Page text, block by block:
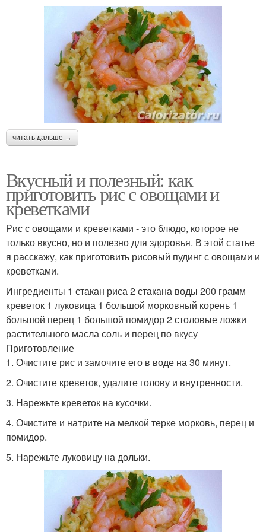
читать дальше →
Вкусный и полезный: как
приготовить рис с овощами и
креветками
Рис с овощами и креветками - это блюдо, которое не
только вкусно, но и полезно для здоровья. В этой статье
я расскажу, как приготовить рисовый пудинг с овощами и
креветками.
Ингредиенты 1 стакан риса 2 стакана воды 200 грамм
креветок 1 луковица 1 большой морковный корень 1
большой перец 1 большой помидор 2 столовые ложки
растительного масла соль и перец по вкусу
Приготовление
1. Очистите рис и замочите его в воде на 30 минут.
2. Очистите креветок, удалите голову и внутренности.
3. Нарежьте креветок на кусочки.
4. Очистите и натрите на мелкой терке морковь, перец и
помидор.
5. Нарежьте луковицу на дольки.